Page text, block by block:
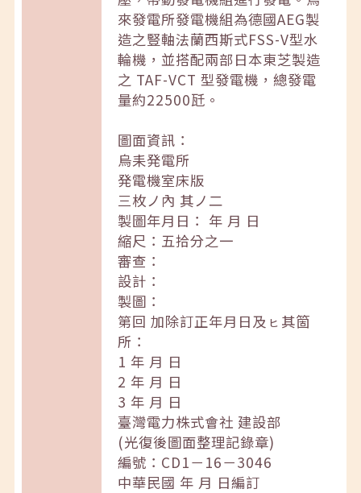
來發電所發電機組為德國AEG製
造之豎軸法蘭西斯式FSS-V型水
輪機，並搭配兩部日本東芝製造
之 TAF-VCT 型發電機，總發電
量約22500瓩。
圖面資訊：
烏耒発電所
発電機室床版
三枚ノ內 其ノ二
製圖年月日： 年 月 日
縮尺：五拾分之一
審查：
設計：
製圖：
第回 加除訂正年月日及ㇶ其箇
所：
1 年 月 日
2 年 月 日
3 年 月 日
臺灣電力株式會社 建設部
(光復後圖面整理記錄章)
編號：CD1－16－3046
中華民國 年 月 日編訂